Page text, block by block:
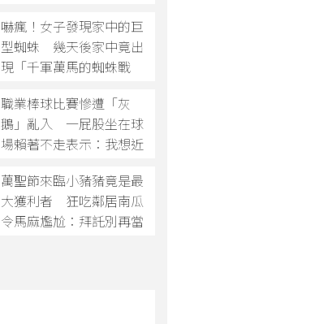
嚇瘋！女子發現家中的巨
型蜘蛛 幾天後家中竟出
現「千軍萬馬的蜘蛛戰
職業棒球比賽慘遭「灰
鵝」亂入 一屁股坐在球
場賴著不走表示：我想近
萬聖節來臨小豬豬竟是最
大獲利者 狂吃鄰居南瓜
令馬麻尷尬：拜託別再當